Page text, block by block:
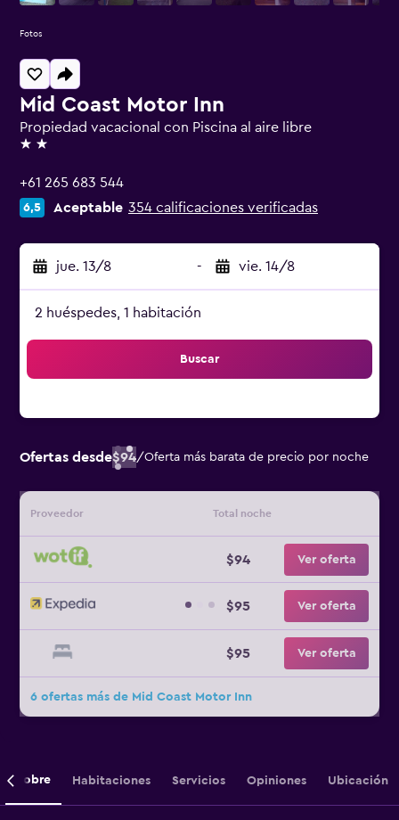
Mid Coast Motor Inn
Propiedad vacacional con Piscina al aire libre
2 estrellas
+61 265 683 544
6,5 Aceptable 354 calificaciones verificadas
jue. 13/8 - vie. 14/8
2 huéspedes, 1 habitación
Buscar
Ofertas desde$94/Oferta más barata de precio por noche
Proveedor Total noche
$94 Ver oferta
$95 Ver oferta
$95 Ver oferta
6 ofertas más de Mid Coast Motor Inn
Fotos
Sobre Habitaciones Servicios Opiniones Ubicación